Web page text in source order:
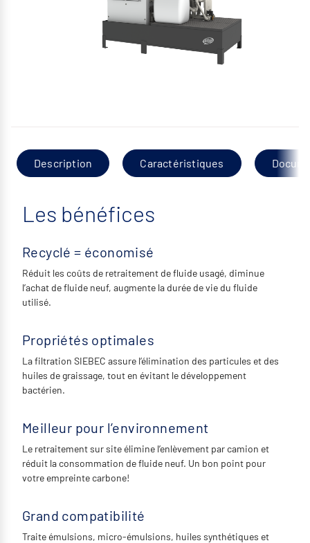
Description Caractéristiques
Les bénéfices
Recyclé = économisé
Réduit les coûts de retraitement de fluide usagé, diminue
l’achat de fluide neuf, augmente la durée de vie du fluide
utilisé.
Propriétés optimales
La filtration SIEBEC assure l’élimination des particules et des
huiles de graissage, tout en évitant le développement
bactérien.
Meilleur pour l’environnement
Le retraitement sur site élimine l’enlèvement par camion et
réduit la consommation de fluide neuf. Un bon point pour
votre empreinte carbone!
Grand compatibilité
Traite émulsions, micro-émulsions, huiles synthétiques et